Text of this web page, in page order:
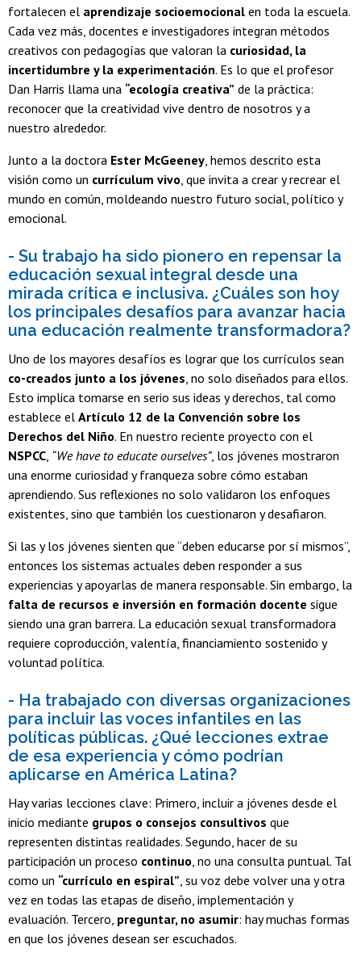
fortalecen el aprendizaje socioemocional en toda la escuela.
Cada vez más, docentes e investigadores integran métodos
creativos con pedagogías que valoran la curiosidad, la
incertidumbre y la experimentación. Es lo que el profesor
Dan Harris llama una “ecología creativa” de la práctica:
reconocer que la creatividad vive dentro de nosotros y a
nuestro alrededor.
Junto a la doctora Ester McGeeney , hemos descrito esta
visión como un currículum vivo , que invita a crear y recrear el
mundo en común, moldeando nuestro futuro social, político y
emocional.
- Su trabajo ha sido pionero en repensar la
educación sexual integral desde una
mirada crítica e inclusiva. ¿Cuáles son hoy
los principales desafíos para avanzar hacia
una educación realmente transformadora?
Uno de los mayores desafíos es lograr que los currículos sean
co-creados junto a los jóvenes , no solo diseñados para ellos.
Esto implica tomarse en serio sus ideas y derechos, tal como
establece el Artículo 12 de la Convención sobre los
Derechos del Niño. En nuestro reciente proyecto con el
NSPCC “We have to educate ourselves”, los jóvenes mostraron
una enorme curiosidad y franqueza sobre cómo estaban
aprendiendo. Sus reflexiones no solo validaron los enfoques
existentes, sino que también los cuestionaron y desafiaron.
Si las y los jóvenes sienten que “deben educarse por sí mismos”,
entonces los sistemas actuales deben responder a sus
experiencias y apoyarlas de manera responsable. Sin embargo, la
falta de recursos e inversión en formación docente sigue
siendo una gran barrera. La educación sexual transformadora
requiere coproducción, valentía, financiamiento sostenido y
voluntad política.
- Ha trabajado con diversas organizaciones
para incluir las voces infantiles en las
políticas públicas. ¿Qué lecciones extrae
de esa experiencia y cómo podrían
aplicarse en América Latina?
Hay varias lecciones clave: Primero, incluir a jóvenes desde el
inicio mediante grupos o consejos consultivos que
representen distintas realidades. Segundo, hacer de su
participación un proceso continuo, no una consulta puntual. Tal
como un “currículo en espiral”, su voz debe volver una y otra
vez en todas las etapas de diseño, implementación y
evaluación. Tercero, preguntar, no asumir: hay muchas formas
en que los jóvenes desean ser escuchados.